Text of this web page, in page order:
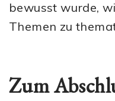
bewusst wurde,
Themen zu
Zum